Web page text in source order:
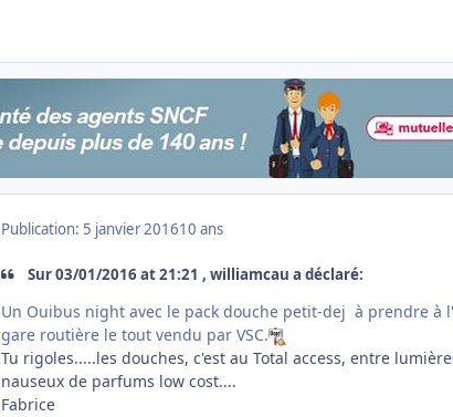
Publication: 5 janvier 201610 ans
Sur ‎03‎/‎01‎/‎2016 at 21:21 , williamcau a déclaré:
Un Ouibus night avec le pack douche petit-dej à prendre à
gare routière le tout vendu par VSC.
Tu rigoles.....les douches, c'est au Total access, entre
nauseux de parfums low cost....
Fabrice